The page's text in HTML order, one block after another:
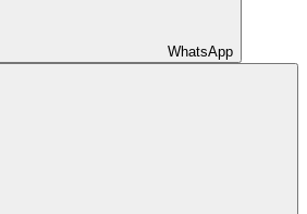
WhatsApp